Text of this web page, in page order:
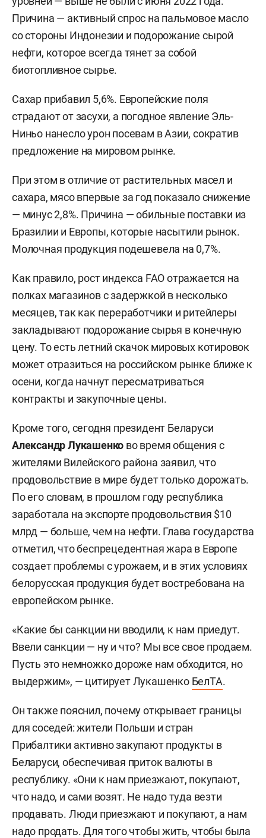
Причина — активный спрос на пальмовое масло
со стороны Индонезии и подорожание сырой
нефти, которое всегда тянет за собой
биотопливное сырье.
Сахар прибавил 5,6%. Европейские поля
страдают от засухи, а погодное явление Эль-
Ниньо нанесло урон посевам в Азии, сократив
предложение на мировом рынке.
При этом в отличие от растительных масел и
сахара, мясо впервые за год показало снижение
— минус 2,8%. Причина — обильные поставки из
Бразилии и Европы, которые насытили рынок.
Молочная продукция подешевела на 0,7%.
Как правило, рост индекса FAO отражается на
полках магазинов с задержкой в несколько
месяцев, так как переработчики и ритейлеры
закладывают подорожание сырья в конечную
цену. То есть летний скачок мировых котировок
может отразиться на российском рынке ближе к
осени, когда начнут пересматриваться
контракты и закупочные цены.
Кроме того, сегодня президент Беларуси
Александр Лукашенко во время общения с
жителями Вилейского района заявил, что
продовольствие в мире будет только дорожать.
По его словам, в прошлом году республика
заработала на экспорте продовольствия $10
млрд — больше, чем на нефти. Глава государства
отметил, что беспрецедентная жара в Европе
создает проблемы с урожаем, и в этих условиях
белорусская продукция будет востребована на
европейском рынке.
«Какие бы санкции ни вводили, к нам приедут.
Ввели санкции — ну и что? Мы все свое продаем.
Пусть это немножко дороже нам обходится, но
выдержим», — цитирует Лукашенко БелТА.
Он также пояснил, почему открывает границы
для соседей: жители Польши и стран
Прибалтики активно закупают продукты в
Беларуси, обеспечивая приток валюты в
республику. «Они к нам приезжают, покупают,
что надо, и сами возят. Не надо туда везти
продавать. Люди приезжают и покупают, а нам
надо продать. Для того чтобы жить, чтобы была